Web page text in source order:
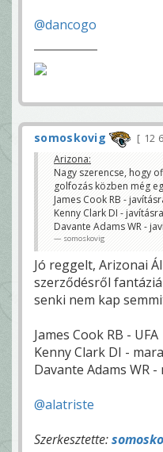
@dancogo
somoskovig 12
Arizona:
Nagy szerencse, hogy
golfozás közben még
James Cook RB -
Kenny Clark DI -
Davante Adams WR -
somoskovig
Jó reggelt, Arizonai
szerződésről
senki nem kap
James Cook RB - UFA
Kenny Clark DI -
Davante Adams WR
@alatriste
Szerkesztette: